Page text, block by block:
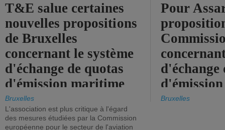
T&E salue certaines
nouvelles propositions
de Bruxelles
concernant le système
d'échange de quotas
d'émission maritime
de l'UE.
Bruxelles
L'association est plus critique à l'égard
des mesures étudiées par la Commission
européenne pour le secteur de l'aviation
Pour
d'échange
timide,
Bruxelles